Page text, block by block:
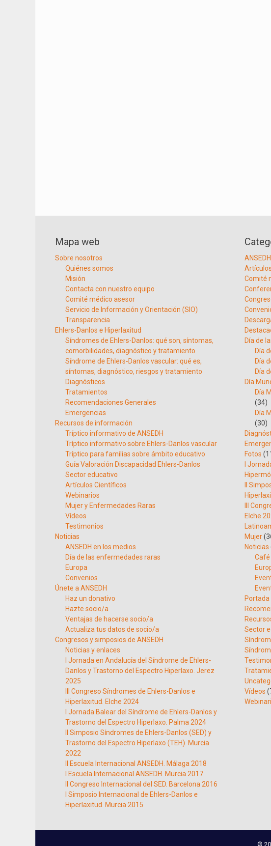
Mapa web
Sobre nosotros
Quiénes somos
Misión
Contacta con nuestro equipo
Comité médico asesor
Servicio de Información y Orientación (SIO)
Transparencia
Ehlers-Danlos e Hiperlaxitud
Síndromes de Ehlers-Danlos: qué son, síntomas,
comorbilidades, diagnóstico y tratamiento
Síndrome de Ehlers-Danlos vascular: qué es,
síntomas, diagnóstico, riesgos y tratamiento
Diagnósticos
Tratamientos
Recomendaciones Generales
Emergencias
Recursos de información
Tríptico informativo de ANSEDH
Tríptico informativo sobre Ehlers-Danlos vascular
Tríptico para familias sobre ámbito educativo
Guía Valoración Discapacidad Ehlers-Danlos
Sector educativo
Artículos Científicos
Webinarios
Mujer y Enfermedades Raras
Vídeos
Testimonios
Noticias
ANSEDH en los medios
Día de las enfermedades raras
Europa
Convenios
Únete a ANSEDH
Haz un donativo
Hazte socio/a
Ventajas de hacerse socio/a
Actualiza tus datos de socio/a
Congresos y simposios de ANSEDH
Noticias y enlaces
I Jornada en Andalucía del Síndrome de Ehlers-
Danlos y Trastorno del Espectro Hiperlaxo. Jerez
2025
III Congreso Síndromes de Ehlers-Danlos e
Hiperlaxitud. Elche 2024
I Jornada Balear del Síndrome de Ehlers-Danlos y
Trastorno del Espectro Hiperlaxo. Palma 2024
II Simposio Síndromes de Ehlers-Danlos (SED) y
Trastorno del Espectro Hiperlaxo (TEH). Murcia
2022
II Escuela Internacional ANSEDH. Málaga 2018
I Escuela Internacional ANSEDH. Murcia 2017
II Congreso Internacional del SED. Barcelona 2016
I Simposio Internacional de Ehlers-Danlos e
Hiperlaxitud. Murcia 2015
Comité
Día de
Día
Día
Día
Día
Día
(34)
Día
(30)
Fotos
I
II
III
Elche
Mujer
Noticias
Café
Portada
Sector
Vídeos
©